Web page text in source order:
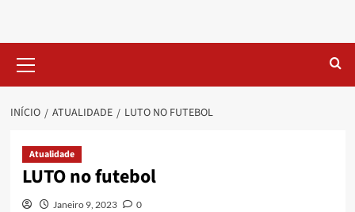
INÍCIO ATUALIDADE LUTO NO FUTEBOL
Atualidade
LUTO no futebol
Janeiro 9, 2023 0